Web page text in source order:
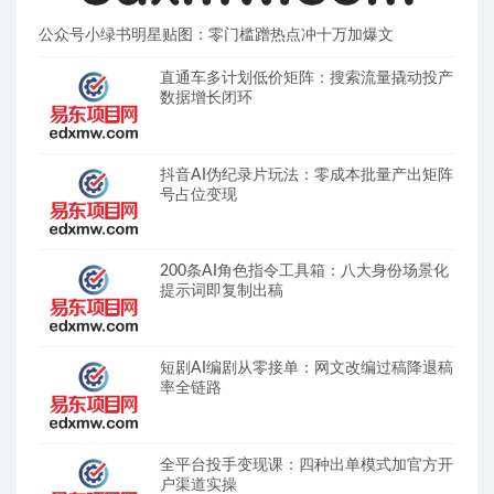
公众号小绿书明星贴图：零门槛蹭热点冲十万加爆文
直通车多计划低价矩阵：搜索流量撬动投产
数据增长闭环
抖音AI伪纪录片玩法：零成本批量产出矩阵
号占位变现
200条AI角色指令工具箱：八大身份场景化
提示词即复制出稿
短剧AI编剧从零接单：网文改编过稿降退稿
率全链路
全平台投手变现课：四种出单模式加官方开
户渠道实操